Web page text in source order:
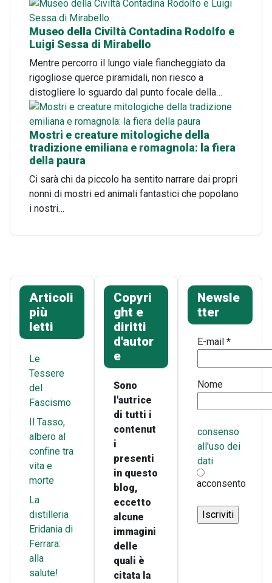
Museo della Civiltà Contadina Rodolfo e
Luigi Sessa di Mirabello
Mentre percorro il lungo viale fiancheggiato da
rigogliose querce piramidali, non riesco a
distogliere lo sguardo dal punto focale della…
Mostri e creature mitologiche della
tradizione emiliana e romagnola: la fiera
della paura
Ci sarà chi da piccolo ha sentito narrare dai propri
nonni di mostri ed animali fantastici che popolano
i nostri…
Articoli
più
letti
Le
Tessere
del
Fascismo
Il Tasso,
albero al
confine tra
vita e
morte
La
distilleria
Eridania di
Ferrara:
alla
salute!
Copyri
ght e
diritti
d'autor
e
Sono
l'autrice
di tutti i
contenut
i
presenti
in questo
blog,
eccetto
alcune
immagini
delle
quali è
citata la
Newsle
tter
E-mail*
Nome
consenso
all'uso dei
dati
acconsento